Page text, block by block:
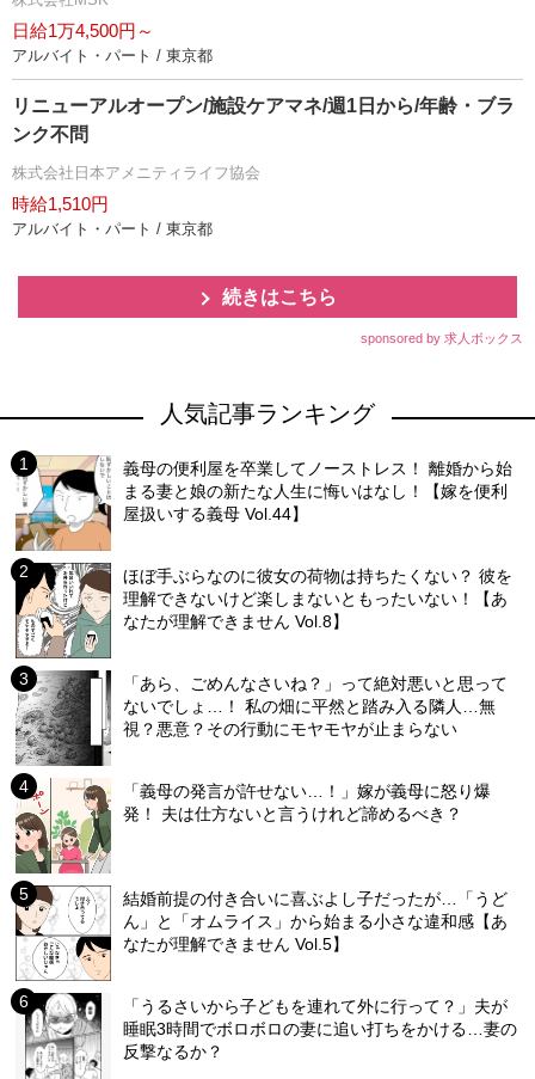
日給1万4,500円～
アルバイト・パート / 東京都
リニューアルオープン/施設ケアマネ/週1日から/年齢・ブラ
ンク不問
株式会社日本アメニティライフ協会
時給1,510円
アルバイト・パート / 東京都
続きはこちら
sponsored by 求人ボックス
人気記事ランキング
義母の便利屋を卒業してノーストレス！ 離婚から始
まる妻と娘の新たな人生に悔いはなし！【嫁を便利
屋扱いする義母 Vol.44】
ほぼ手ぶらなのに彼女の荷物は持ちたくない？ 彼を
理解できないけど楽しまないともったいない！【あ
なたが理解できません Vol.8】
「あら、ごめんなさいね？」って絶対悪いと思って
ないでしょ…！ 私の畑に平然と踏み入る隣人…無
視？悪意？その行動にモヤモヤが止まらない
「義母の発言が許せない…！」嫁が義母に怒り爆
発！ 夫は仕方ないと言うけれど諦めるべき？
結婚前提の付き合いに喜ぶよし子だったが…「うど
ん」と「オムライス」から始まる小さな違和感【あ
なたが理解できません Vol.5】
「うるさいから子どもを連れて外に行って？」夫が
睡眠3時間でボロボロの妻に追い打ちをかける…妻の
反撃なるか？